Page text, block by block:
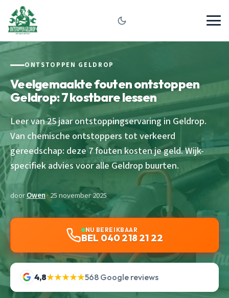
ONTSTOPPEN GELDROP
Veelgemaakte fouten ontstoppen
Geldrop: 7 kostbare lessen
Leer van 25 jaar ontstoppingservaring in Geldrop.
Van chemische ontstoppers tot verkeerd
gereedschap: deze 7 fouten kosten je geld. Wijk-
specifiek advies voor alle Geldrop buurten.
doorOwen· 25 november 2025
NU BEREIKBAAR
BEL 040 218 21 22
4,8★★★★★568 Google reviews